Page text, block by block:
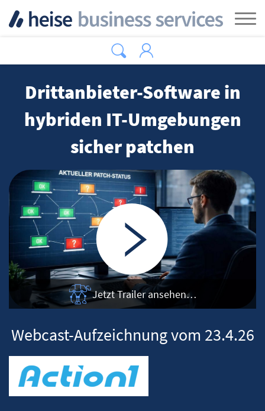
Drittanbieter-Software in
hybriden IT-Umgebungen
sicher patchen
Jetzt Trailer ansehen…
Webcast-Aufzeichnung vom 23.4.26